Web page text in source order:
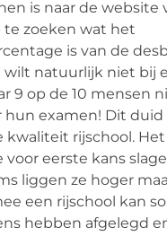
is naar de website
te zoeken wat het
is van de
wilt natuurlijk niet bij
9 op de 10 mensen
hun examen! Dit
kwaliteit rijschool.
eerste kans
liggen ze hoger
een rijschool kan
hebben afgelegd